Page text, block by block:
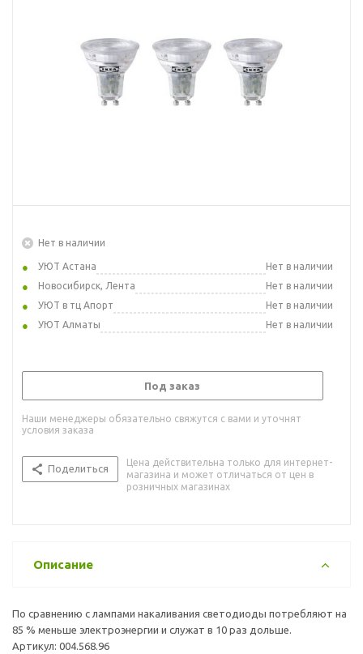
Нет в наличии
УЮТ Астана
Нет в наличии
Новосибирск, Лента
Нет в наличии
УЮТ в тц Апорт
Нет в наличии
УЮТ Алматы
Нет в наличии
Под заказ
Наши менеджеры обязательно свяжутся с вами и уточнят
условия заказа
Поделиться
Цена действительна только для интернет-
магазина и может отличаться от цен в
розничных магазинах
Описание
По сравнению с лампами накаливания светодиоды потребляют на
85 % меньше электроэнергии и служат в 10 раз дольше.
Артикул: 004.568.96